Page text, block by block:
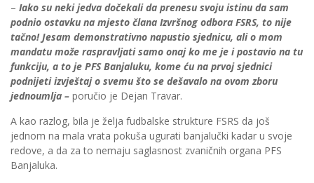
– Iako su neki jedva dočekali da prenesu svoju istinu da sam
podnio ostavku na mjesto člana Izvršnog odbora FSRS, to nije
tačno! Jesam demonstrativno napustio sjednicu, ali o mom
mandatu može raspravljati samo onaj ko me je i postavio na tu
funkciju, a to je PFS Banjaluku, kome ću na prvoj sjednici
podnijeti izvještaj o svemu što se dešavalo na ovom zboru
jednoumlja – poručio je Dejan Travar.
A kao razlog, bila je želja fudbalske strukture FSRS da još
jednom na mala vrata pokuša ugurati banjalučki kadar u svoje
redove, a da za to nemaju saglasnost zvaničnih organa PFS
Banjaluka.